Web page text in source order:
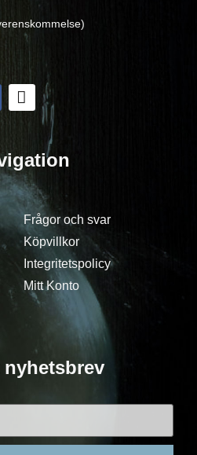
Frågor och svar
Köpvillkor
Integritetspolicy
Mitt Konto
nyhetsbrev